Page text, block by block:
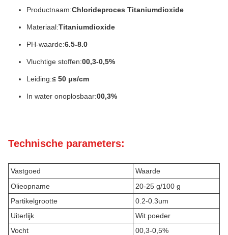
Productnaam:Chlorideproces Titaniumdioxide
Materiaal:Titaniumdioxide
PH-waarde:6.5-8.0
Vluchtige stoffen:00,3-0,5%
Leiding:≤ 50 μs/cm
In water onoplosbaar:00,3%
Technische parameters:
Vastgoed
Waarde
Olieopname
20-25 g/100 g
Partikelgrootte
0.2-0.3um
Uiterlijk
Wit poeder
Vocht
00,3-0,5%